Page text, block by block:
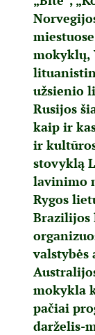
mokyklų,
užsienio
Rusijos
kaip ir
ir
stovyklą
lavinimo
Rygos
Brazilijos
mokykla
pačiai
darželis-